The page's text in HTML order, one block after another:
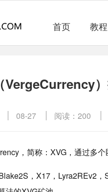
首页 教程
VergeCurrency
08-27 阅读：200
，简称：XVG，通过多
，X17，Lyra2REv2